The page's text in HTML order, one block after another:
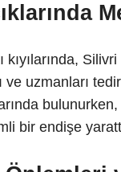
kıyılarında,
ve uzmanları
bir endişe